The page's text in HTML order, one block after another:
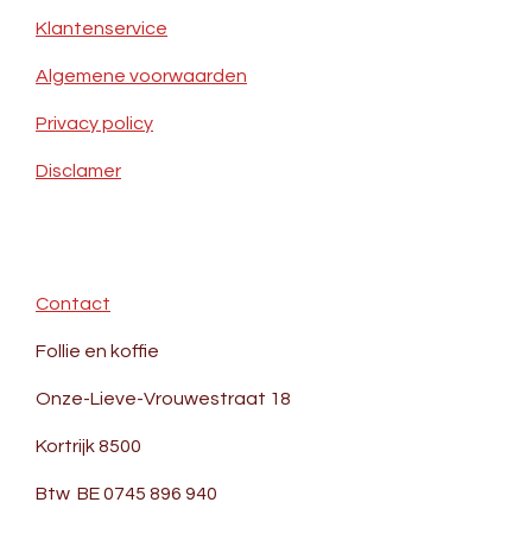
Klantenservice
Algemene voorwaarden
Privacy policy
Disclamer
Contact
Follie en koffie
Onze-Lieve-Vrouwestraat 18
Kortrijk 8500
Btw BE 0745 896 940